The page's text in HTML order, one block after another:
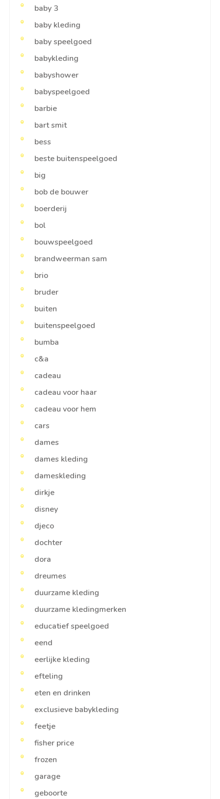
baby 3
baby kleding
baby speelgoed
babykleding
babyshower
babyspeelgoed
barbie
bart smit
bess
beste buitenspeelgoed
big
bob de bouwer
boerderij
bol
bouwspeelgoed
brandweerman sam
brio
bruder
buiten
buitenspeelgoed
bumba
c&a
cadeau
cadeau voor haar
cadeau voor hem
cars
dames
dames kleding
dameskleding
dirkje
disney
djeco
dochter
dora
dreumes
duurzame kleding
duurzame kledingmerken
educatief speelgoed
eend
eerlijke kleding
efteling
eten en drinken
exclusieve babykleding
feetje
fisher price
frozen
garage
geboorte